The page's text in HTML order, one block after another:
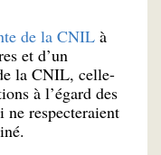
de la CNIL à
et d’un
la CNIL, celle-
à l’égard des
ne respecteraient